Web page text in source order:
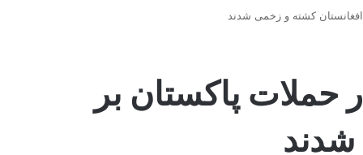
به ۸۰۰ تن در حملات پاکستان بر